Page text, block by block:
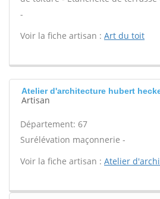
-
Voir la fiche artisan : Art du toit
Atelier d'architecture hubert
Artisan
Département: 67
Surélévation maçonnerie -
Voir la fiche artisan : Atelier